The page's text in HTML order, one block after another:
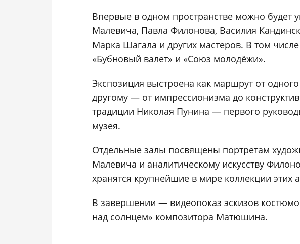
Впервые в одном пространстве можно будет
Малевича, Павла Филонова, Василия
Марка Шагала и других мастеров. В том
«Бубновый валет» и «Союз молодёжи».
Экспозиция выстроена как маршрут от
другому — от импрессионизма до
традиции Николая Пунина — первого
музея.
Отдельные залы посвящены портретам
Малевича и аналитическому искусству
хранятся крупнейшие в мире коллекции этих
В завершении — видеопоказ эскизов
над солнцем» композитора Матюшина.